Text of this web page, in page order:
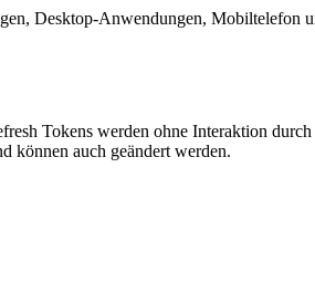
Desktop-Anwendungen, Mobiltelefon
Tokens werden ohne Interaktion
können auch geändert werden.